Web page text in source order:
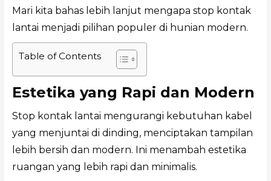
Mari kita bahas lebih lanjut mengapa stop kontak
lantai menjadi pilihan populer di hunian modern.
Table of Contents
Estetika yang Rapi dan Modern
Stop kontak lantai mengurangi kebutuhan kabel
yang menjuntai di dinding, menciptakan tampilan
lebih bersih dan modern. Ini menambah estetika
ruangan yang lebih rapi dan minimalis.